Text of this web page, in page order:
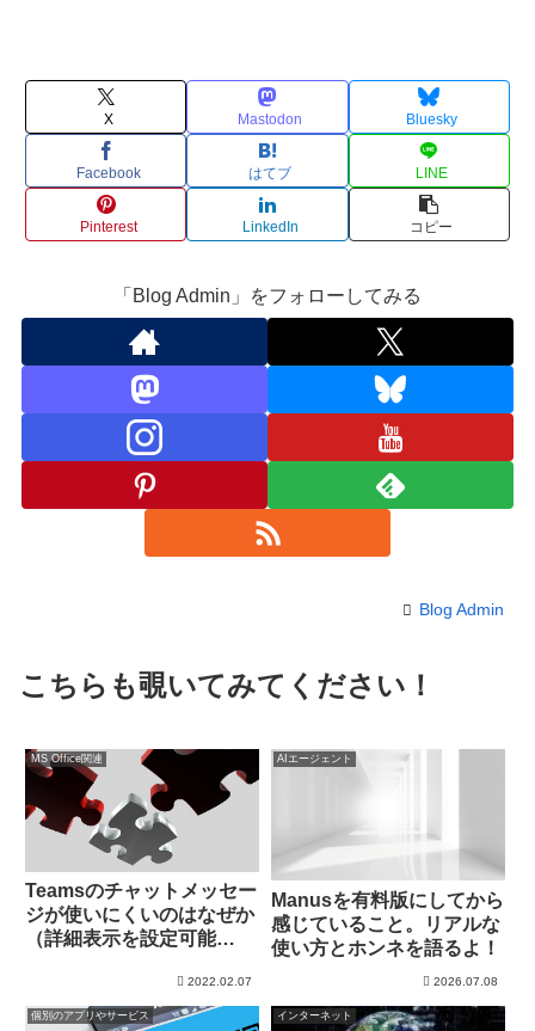
X Mastodon Bluesky
Facebook はてブ LINE
Pinterest LinkedIn コピー
「Blog Admin」をフォローしてみる
Blog Admin
こちらも覗いてみてください！
MS Office関連
Teamsのチャットメッセー
ジが使いにくいのはなぜか
（詳細表示を設定可能
2022.02.07
AIエージェント
Manusを有料版にしてから
感じていること。リアルな
使い方とホンネを語るよ！
2026.07.08
個別のアプリやサービス インターネット